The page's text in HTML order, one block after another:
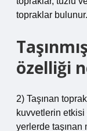
topraklar bulunur.
özelliği
2) Taşınan
kuvvetlerin
yerlerde